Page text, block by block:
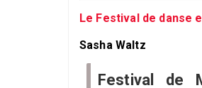
Le Festival de danse
Sasha Waltz
Festival de